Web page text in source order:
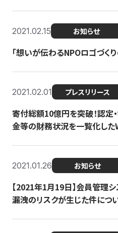
2021.02.15 お知らせ
「想いが伝わるNPOロゴづく
2021.02.01 プレスリリース
寄付総額10億円を突破！認定
金等の財務状況を一覧化した
2021.01.26 お知らせ
【2021年1月19日】会員管理
漏洩のリスクが生じた件につ